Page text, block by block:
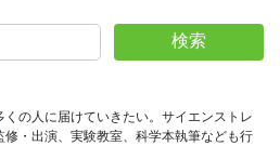
検索
の人に届けていきたい。サイエンストレ
・出演、実験教室、科学本執筆なども行